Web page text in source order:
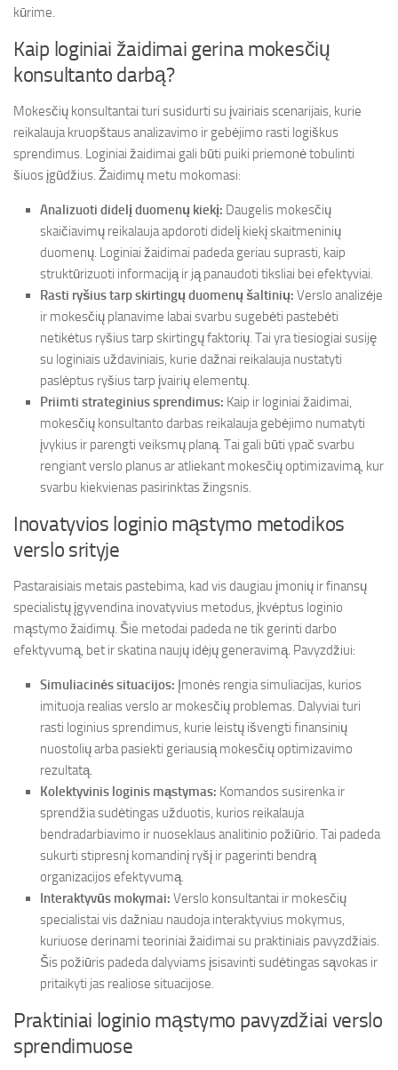
kūrime.
Kaip loginiai žaidimai gerina mokesčių
konsultanto darbą?
Mokesčių konsultantai turi susidurti su įvairiais scenarijais, kurie
reikalauja kruopštaus analizavimo ir gebėjimo rasti logiškus
sprendimus. Loginiai žaidimai gali būti puiki priemonė tobulinti
šiuos įgūdžius. Žaidimų metu mokomasi:
Analizuoti didelį duomenų kiekį: Daugelis mokesčių
skaičiavimų reikalauja apdoroti didelį kiekį skaitmeninių
duomenų. Loginiai žaidimai padeda geriau suprasti, kaip
struktūrizuoti informaciją ir ją panaudoti tiksliai bei efektyviai.
Rasti ryšius tarp skirtingų duomenų šaltinių: Verslo analizėje
ir mokesčių planavime labai svarbu sugebėti pastebėti
netikėtus ryšius tarp skirtingų faktorių. Tai yra tiesiogiai susiję
su loginiais uždaviniais, kurie dažnai reikalauja nustatyti
paslėptus ryšius tarp įvairių elementų.
Priimti strateginius sprendimus: Kaip ir loginiai žaidimai,
mokesčių konsultanto darbas reikalauja gebėjimo numatyti
įvykius ir parengti veiksmų planą. Tai gali būti ypač svarbu
rengiant verslo planus ar atliekant mokesčių optimizavimą, kur
svarbu kiekvienas pasirinktas žingsnis.
Inovatyvios loginio mąstymo metodikos
verslo srityje
Pastaraisiais metais pastebima, kad vis daugiau įmonių ir finansų
specialistų įgyvendina inovatyvius metodus, įkvėptus loginio
mąstymo žaidimų. Šie metodai padeda ne tik gerinti darbo
efektyvumą, bet ir skatina naujų idėjų generavimą. Pavyzdžiui:
Simuliacinės situacijos: Įmonės rengia simuliacijas, kurios
imituoja realias verslo ar mokesčių problemas. Dalyviai turi
rasti loginius sprendimus, kurie leistų išvengti finansinių
nuostolių arba pasiekti geriausią mokesčių optimizavimo
rezultatą.
Kolektyvinis loginis mąstymas: Komandos susirenka ir
sprendžia sudėtingas užduotis, kurios reikalauja
bendradarbiavimo ir nuoseklaus analitinio požiūrio. Tai padeda
sukurti stipresnį komandinį ryšį ir pagerinti bendrą
organizacijos efektyvumą.
Interaktyvūs mokymai: Verslo konsultantai ir mokesčių
specialistai vis dažniau naudoja interaktyvius mokymus,
kuriuose derinami teoriniai žaidimai su praktiniais pavyzdžiais.
Šis požiūris padeda dalyviams įsisavinti sudėtingas sąvokas ir
pritaikyti jas realiose situacijose.
Praktiniai loginio mąstymo pavyzdžiai verslo
sprendimuose